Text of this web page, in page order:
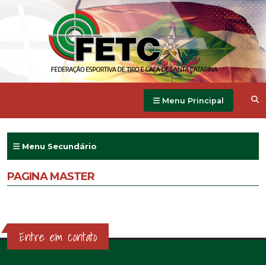
Menu Principal
Menu Secundário
PAGINA MASTER
Entre em contato